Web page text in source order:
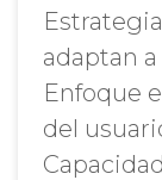
adaptan
Enfoque
del